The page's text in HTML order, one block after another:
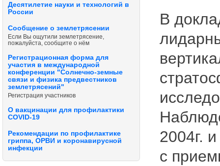
Десятилетие науки и технологий в
России
Сообщение о землетрясении
Если Вы ощутили землетрясение,
пожалуйста, сообщите о нём
Регистрационная форма для
участия в международной
конференции "Солнечно-земные
связи и физика предвестников
землетрясений"
Регистрация участников
О вакцинации для профилактики
COVID-19
Рекомендации по профилактике
гриппа, ОРВИ и коронавирусной
инфекции
В
2004г.
с